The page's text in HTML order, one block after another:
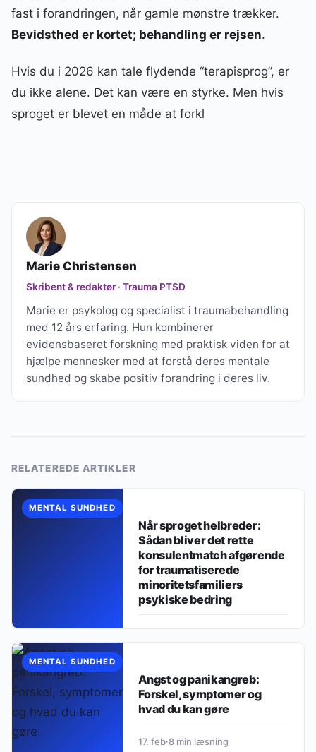
fast i forandringen, når gamle mønstre trækker.
Bevidsthed er kortet; behandling er rejsen.
Hvis du i 2026 kan tale flydende “terapisprog”, er
du ikke alene. Det kan være en styrke. Men hvis
sproget er blevet en måde at forkl
Marie Christensen
Skribent & redaktør · Trauma PTSD
Marie er psykolog og specialist i traumabehandling
med 12 års erfaring. Hun kombinerer
evidensbaseret forskning med praktisk viden for at
hjælpe mennesker med at forstå deres mentale
sundhed og skabe positiv forandring i deres liv.
RELATEREDE ARTIKLER
MENTAL SUNDHED
Når sproget helbreder:
Sådan bliver det rette
konsulentmatch afgørende
for traumatiserede
minoritetsfamiliers
psykiske bedring
MENTAL SUNDHED
Angst og panikangreb:
Forskel, symptomer og
hvad du kan gøre
17. feb·8 min læsning